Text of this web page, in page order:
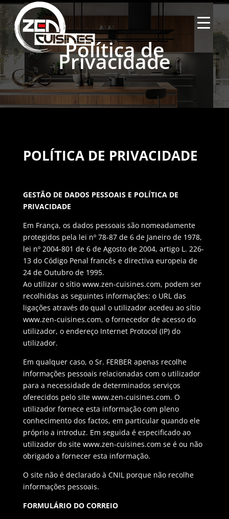
Política de
Privacidade
POLÍTICA DE PRIVACIDADE
GESTÃO DE DADOS PESSOAIS E POLÍTICA DE
PRIVACIDADE
Em França, os dados pessoais são nomeadamente
protegidos pela lei nº 78-87 de 6 de Janeiro de 1978,
lei nº 2004-801 de 6 de Agosto de 2004, artigo L. 226-
13 do Código Penal francês e directiva europeia de
24 de Outubro de 1995.
Ao utilizar o sítio www.zen-cuisines.com, podem ser
recolhidas as seguintes informações: o URL das
ligações através do qual o utilizador acedeu ao sítio
www.zen-cuisines.com, o fornecedor de acesso do
utilizador, o endereço Internet Protocol (IP) do
utilizador.
Em qualquer caso, o Sr. FERBER apenas recolhe
informações pessoais relacionadas com o utilizador
para a necessidade de determinados serviços
oferecidos pelo site www.zen-cuisines.com. O
utilizador fornece esta informação com pleno
conhecimento dos factos, em particular quando ele
próprio a introduz. Em seguida é especificado ao
utilizador do site www.zen-cuisines.com se é ou não
obrigado a fornecer esta informação.
O site não é declarado à CNIL porque não recolhe
informações pessoais.
FORMULÁRIO DO CORREIO